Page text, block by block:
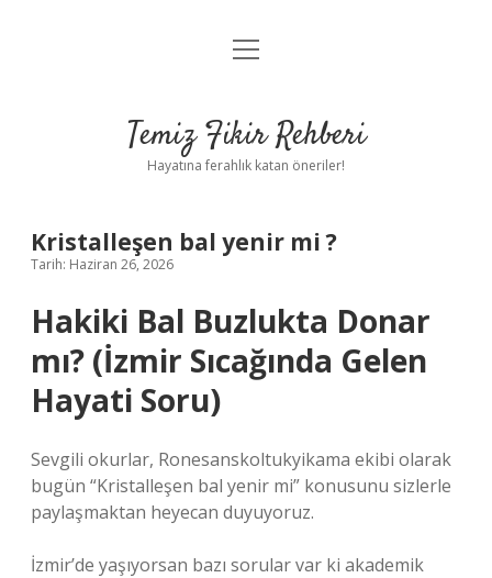
Anasayfa
Yasal Uyarı
menüyü
Temiz Fikir Rehberi
Hayatına ferahlık katan öneriler!
Kristalleşen bal yenir mi ?
Tarih: Haziran 26, 2026
Hakiki Bal Buzlukta Donar
mı? (İzmir Sıcağında Gelen
Hayati Soru)
Sevgili okurlar, Ronesanskoltukyikama ekibi olarak
bugün “Kristalleşen bal yenir mi” konusunu sizlerle
paylaşmaktan heyecan duyuyoruz.
İzmir’de yaşıyorsan bazı sorular var ki akademik